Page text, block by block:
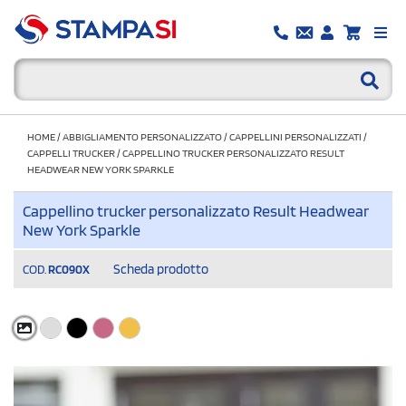
HOME/ABBIGLIAMENTO PERSONALIZZATO/CAPPELLINI PERSONALIZZATI /
CAPPELLI TRUCKER/CAPPELLINO TRUCKER PERSONALIZZATO RESULT
HEADWEAR NEW YORK SPARKLE
Cappellino trucker personalizzato Result Headwear
New York Sparkle
COD. RC090X Scheda prodotto